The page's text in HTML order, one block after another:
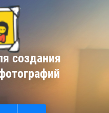
создания